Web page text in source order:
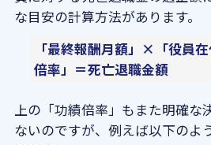
な目安の計算方法があります。
「最終報酬月額」×「役員
倍率」＝死亡退職金額
上の「功績倍率」もまた明確な
ないのですが、例えば以下のよ